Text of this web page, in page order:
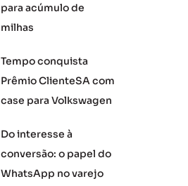
para acúmulo de
milhas
Tempo conquista
Prêmio ClienteSA com
case para Volkswagen
Do interesse à
conversão: o papel do
WhatsApp no varejo